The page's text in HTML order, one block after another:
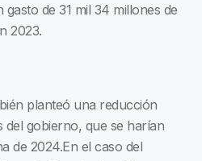
de 31 mil 34 millones de
2023.
planteó una reducción
del gobierno, que se harían
de 2024.En el caso del